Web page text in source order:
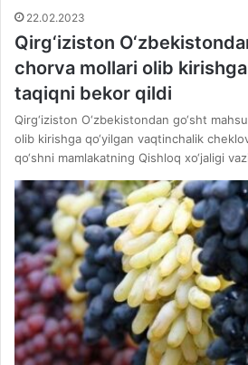
22.02.2023
Qirg‘iziston
chorva mollari olib kirishga
taqiqni bekor qildi
Qirg‘iziston O‘zbekistondan go‘sht
olib kirishga qo‘yilgan vaqtinchalik
qo‘shni mamlakatning Qishloq xo‘jaligi